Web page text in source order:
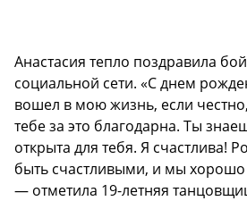
Анастасия тепло поздравила
социальной сети. «С днем
вошел в мою жизнь, если
тебе за это благодарна. Ты
открыта для тебя. Я счастлива!
быть счастливыми, и мы хорошо
— отметила 19-летняя